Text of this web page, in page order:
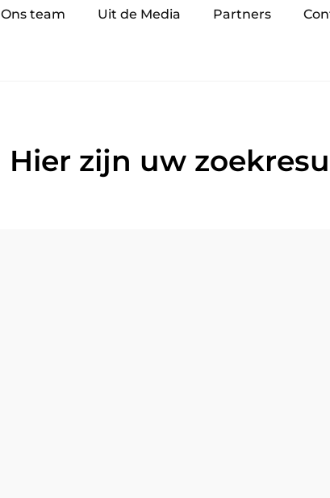
Ons team Uit de Media Partners
Hier zijn uw